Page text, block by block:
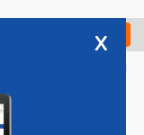
Check in
x